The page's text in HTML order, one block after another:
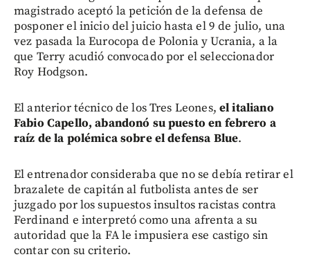
magistrado aceptó la petición de la defensa de
posponer el inicio del juicio hasta el 9 de julio, una
vez pasada la Eurocopa de Polonia y Ucrania, a la
que Terry acudió convocado por el seleccionador
Roy Hodgson.
El anterior técnico de los Tres Leones, el italiano
Fabio Capello, abandonó su puesto en febrero a
raíz de la polémica sobre el defensa Blue.
El entrenador consideraba que no se debía retirar el
brazalete de capitán al futbolista antes de ser
juzgado por los supuestos insultos racistas contra
Ferdinand e interpretó como una afrenta a su
autoridad que la FA le impusiera ese castigo sin
contar con su criterio.